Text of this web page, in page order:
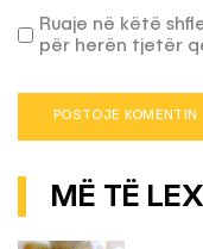
Ruaje në këtë
për herën tjetër
MË TË